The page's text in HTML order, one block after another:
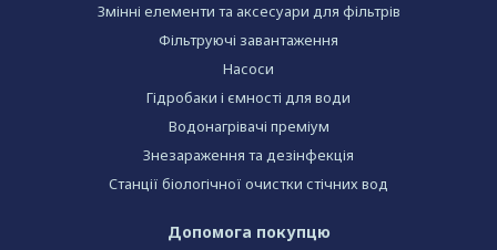
Змінні елементи та аксесуари для фільтрів
Фільтруючі завантаження
Насоси
Гідробаки і ємності для води
Водонагрівачі преміум
Знезараження та дезінфекція
Станції біологічної очистки стічних вод
Допомога покупцю